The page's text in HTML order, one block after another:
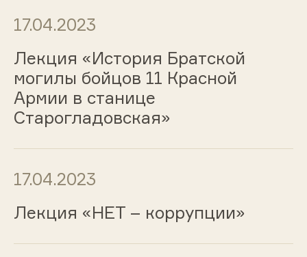
17.04.2023
Лекция «История Братской
могилы бойцов 11 Красной
Армии в станице
Старогладовская»
17.04.2023
Лекция «НЕТ – коррупции»